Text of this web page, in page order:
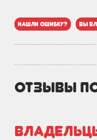
нашли ошибку? вы
отзывы